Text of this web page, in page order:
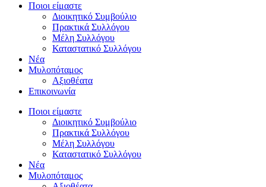
Ποιοι είμαστε
Διοικητικό Συμβούλιο
Πρακτικά Συλλόγου
Μέλη Συλλόγου
Καταστατικό Συλλόγου
Νέα
Μυλοπόταμος
Αξιοθέατα
Επικοινωνία
Ποιοι είμαστε
Διοικητικό Συμβούλιο
Πρακτικά Συλλόγου
Μέλη Συλλόγου
Καταστατικό Συλλόγου
Νέα
Μυλοπόταμος